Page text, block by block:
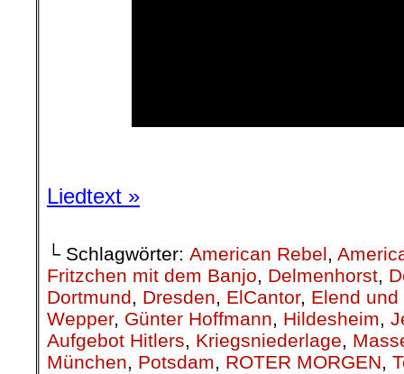
Liedtext »
└ Schlagwörter: American Rebel,
Fritzchen mit dem Banjo, Delmenhorst,
Dortmund, Dresden, ElCantor, Elend und
Wepper, Günter Hoffmann, Hildesheim,
Aufgebot Hitlers, Kriegsniederlage,
München, Potsdam, ROTER MORGEN,